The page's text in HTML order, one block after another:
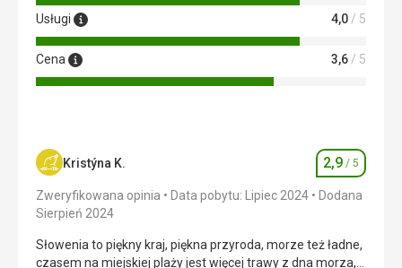
Usługi 4,0 / 5
Cena 3,6 / 5
Kristýna K. Ocena
2,9 / 5
Zweryfikowana opinia Data pobytu: Lipiec 2024
Dodana
Sierpień 2024
Słowenia to piękny kraj, piękna przyroda, morze też ładne,
czasem na miejskiej plaży jest więcej trawy z dna morza,